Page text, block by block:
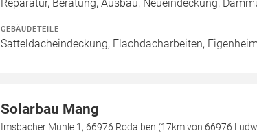
Reparatur, Beratung, Ausbau, Neueindeckung,
GEBÄUDETEILE
Satteldacheindeckung, Flachdacharbeiten,
Solarbau Mang
Imsbacher Mühle 1, 66976 Rodalben (17km von 66976